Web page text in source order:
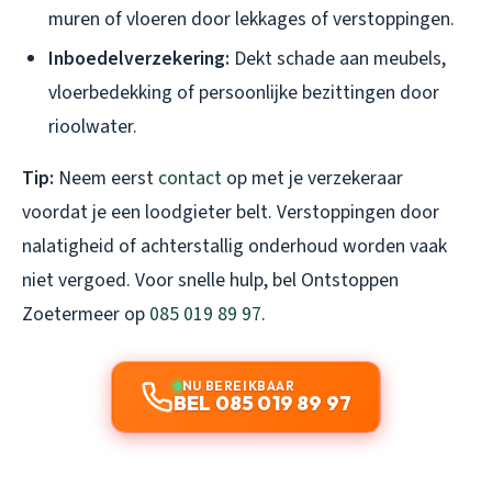
muren of vloeren door lekkages of verstoppingen.
Inboedelverzekering: Dekt schade aan meubels,
vloerbedekking of persoonlijke bezittingen door
rioolwater.
Tip: Neem eerst contact op met je verzekeraar
voordat je een loodgieter belt. Verstoppingen door
nalatigheid of achterstallig onderhoud worden vaak
niet vergoed. Voor snelle hulp, bel Ontstoppen
Zoetermeer op 085 019 89 97.
NU BEREIKBAAR
BEL 085 019 89 97